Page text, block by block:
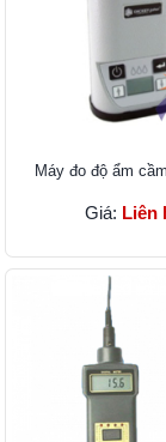
Máy đo độ ẩm
Giá: Liên